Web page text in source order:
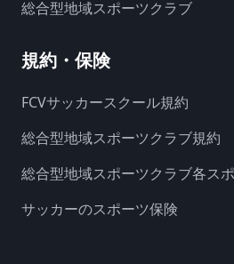
総合型地域スポーツクラブ
規約・保険
FCVサッカースクール規約
総合型地域スポーツクラブ規約
総合型地域スポーツクラブ各ス
サッカーのスポーツ保険